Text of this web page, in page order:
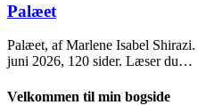
Palæet
Palæet, af Marlene Isabel
juni 2026, 120 sider. Læser du…
Velkommen til min bogside